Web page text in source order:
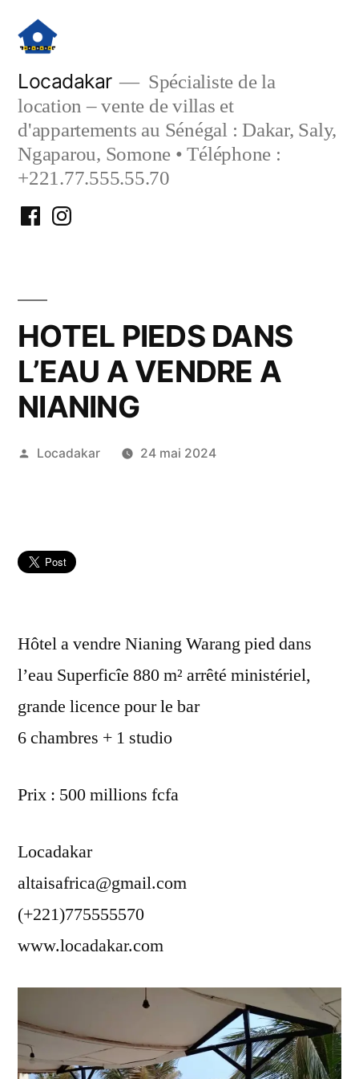
contenu
Locadakar
Spécialiste de la
location – vente de villas et
d'appartements au Sénégal : Dakar, Saly,
Ngaparou, Somone • Téléphone :
+221.77.555.55.70
FacebookInstagram
HOTEL PIEDS DANS
L’EAU A VENDRE A
NIANING
Publié
Locadakar 24 mai 2024
Hôtel a vendre Nianing Warang pied dans
l’eau Superficîe 880 m² arrêté ministériel,
grande licence pour le bar
6 chambres + 1 studio
Prix : 500 millions fcfa
Locadakar
altaisafrica@gmail.com
(+221)775555570
www.locadakar.com